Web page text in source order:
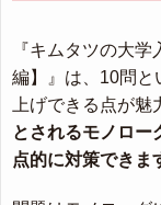
『キムタツの大
編】』は、10問と
上げできる点が魅
とされるモノロー
点的に対策できま